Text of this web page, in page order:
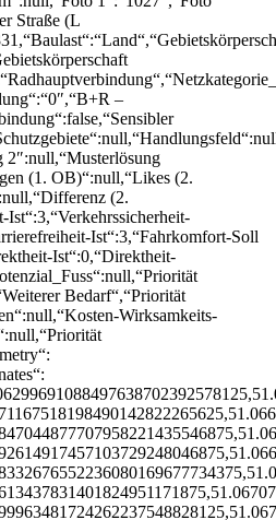
Straße (L
–
2″:null,“Musterlösung
(1. OB)“:null,“Likes (2.
(2.
Ist“:3,“Fahrkomfort-Soll
Ist“:0,“Direktheit-
Bedarf“,“Priorität
Wirksamkeits-